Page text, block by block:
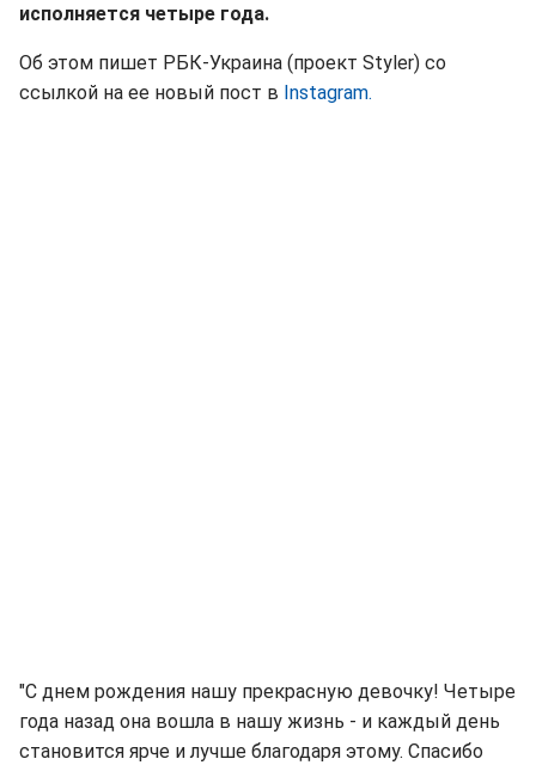
исполняется четыре года.
Об этом пишет РБК-Украина (проект Styler) со
ссылкой на ее новый пост в Instagram.
"С днем ​​рождения нашу прекрасную девочку! Четыре
года назад она вошла в нашу жизнь - и каждый день
становится ярче и лучше благодаря этому. Спасибо